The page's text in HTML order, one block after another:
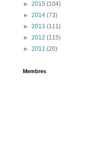
► 2015 (104)
► 2014 (73)
► 2013 (111)
► 2012 (115)
► 2011 (20)
Membres